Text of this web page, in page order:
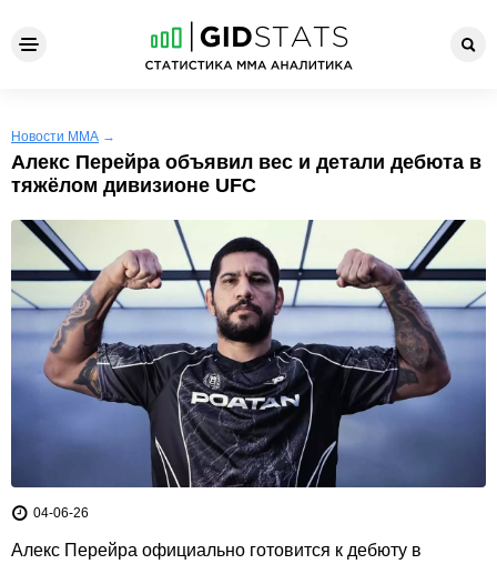
Новости ММА →
Алекс Перейра объявил вес и детали дебюта в
тяжёлом дивизионе UFC
04-06-26
Алекс Перейра официально готовится к дебюту в